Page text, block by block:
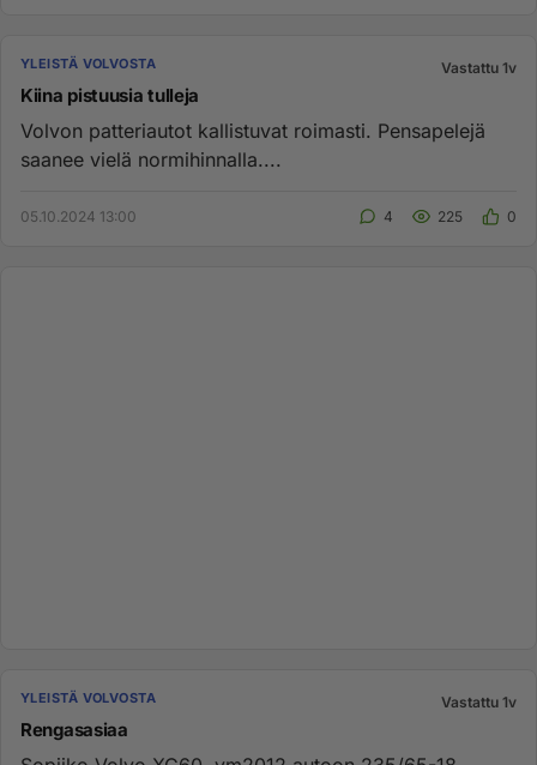
YLEISTÄ VOLVOSTA Vastattu 1v
Kiina pistuusia tulleja
Volvon patteriautot kallistuvat roimasti. Pensapelejä
saanee vielä normihinnalla....
05.10.2024 13:00 4 225 0
YLEISTÄ VOLVOSTA Vastattu 1v
Rengasasiaa